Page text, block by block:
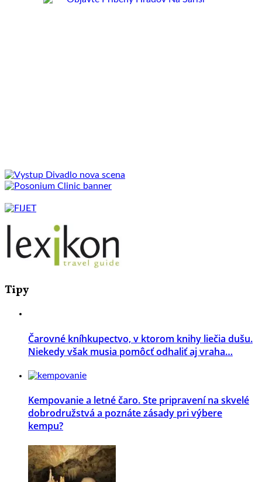
Tipy
Čarovné kníhkupectvo, v ktorom knihy liečia dušu.
Niekedy však musia pomôcť odhaliť aj vraha…
Kempovanie a letné čaro. Ste pripravení na skvelé
dobrodružstvá a poznáte zásady pri výbere
kempu?